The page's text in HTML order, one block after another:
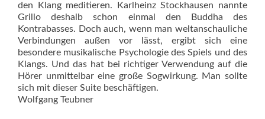
den Klang meditieren. Karlheinz Stockhausen nannte
Grillo deshalb schon einmal den Buddha des
Kontrabasses. Doch auch, wenn man weltanschauliche
Verbindungen außen vor lässt, ergibt sich eine
besondere musikalische Psychologie des Spiels und des
Klangs. Und das hat bei richtiger Verwendung auf die
Hörer unmittelbar eine große Sogwirkung. Man sollte
sich mit dieser Suite beschäftigen.
Wolfgang Teubner